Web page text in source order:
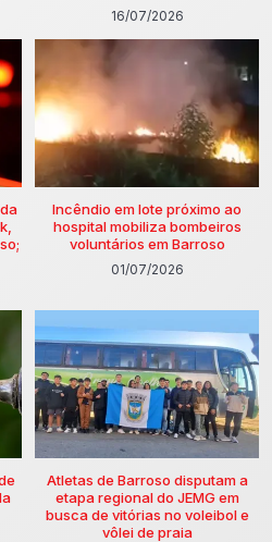
16/07/2026
Incêndio em lote próximo ao
hospital mobiliza bombeiros
voluntários em Barroso
01/07/2026
Atletas de Barroso disputam a
etapa regional do JEMG em
busca de vitórias no voleibol e
vôlei de praia